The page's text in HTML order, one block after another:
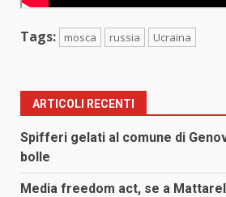
Tags: mosca russia Ucraina
ARTICOLI RECENTI
Spifferi gelati al comune di
bolle
Media freedom act, se a